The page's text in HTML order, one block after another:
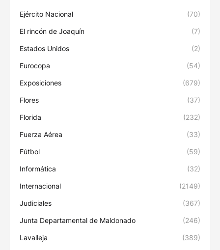
Ejército Nacional (70)
El rincón de Joaquín (7)
Estados Unidos (2)
Eurocopa (54)
Exposiciones (679)
Flores (37)
Florida (232)
Fuerza Aérea (33)
Fútbol (59)
Informática (32)
Internacional (2149)
Judiciales (367)
Junta Departamental de Maldonado (246)
Lavalleja (389)